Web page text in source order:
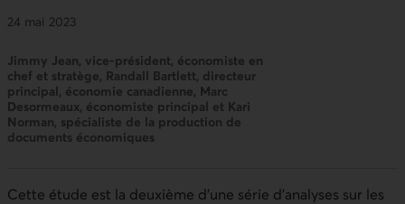
24 mai 2023
Jimmy Jean, vice-président, économiste en
chef et stratège, Randall Bartlett, directeur
principal, économie canadienne, Marc
Desormeaux, économiste principal et Kari
Norman, spécialiste de la production de
documents économiques
Cette étude est la deuxième d’une série d’analyses sur les